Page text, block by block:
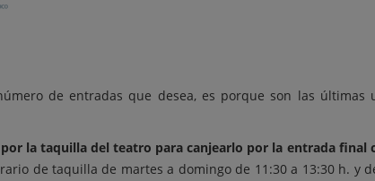
de entradas que desea, es porque son las últimas
la taquilla del teatro para canjearlo por la entrada final
de taquilla de martes a domingo de 11:30 a 13:30 h. y